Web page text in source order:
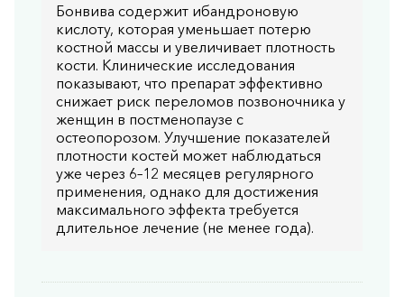
Бонвива содержит ибандроновую
кислоту, которая уменьшает потерю
костной массы и увеличивает плотность
кости. Клинические исследования
показывают, что препарат эффективно
снижает риск переломов позвоночника у
женщин в постменопаузе с
остеопорозом. Улучшение показателей
плотности костей может наблюдаться
уже через 6–12 месяцев регулярного
применения, однако для достижения
максимального эффекта требуется
длительное лечение (не менее года).